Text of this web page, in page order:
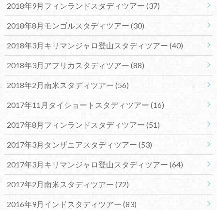
2018年9月フィンランドスタディツアー (37)
2018年8月モンゴルスタディツアー (30)
2018年3月キリマンジャロ登山スタディツアー (40)
2018年3月アフリカスタディツアー (88)
2018年2月南米スタディツアー (56)
2017年11月タイショートスタディツアー (16)
2017年8月フィンランドスタディツアー (51)
2017年3月タンザニアスタディツアー (53)
2017年3月キリマンジャロ登山スタディツアー (64)
2017年2月南米スタディツアー (72)
2016年9月インドスタディツアー (83)